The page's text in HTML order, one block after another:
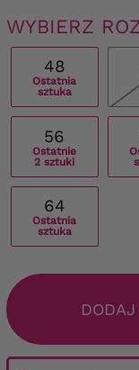
WYBIERZ
48
Ostatnia
sztuka
56
Ostatnie
2 sztuki
64
Ostatnia
sztuka